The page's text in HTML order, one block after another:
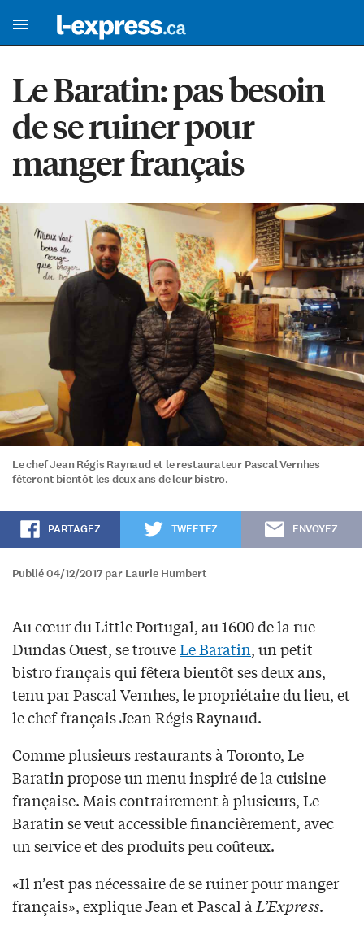
Le Baratin: pas besoin
de se ruiner pour
manger français
Le chef Jean Régis Raynaud et le restaurateur Pascal Vernhes
fêteront bientôt les deux ans de leur bistro.
PARTAGEZ TWEETEZ ENVOYEZ
Publié 04/12/2017 par Laurie Humbert
Au cœur du Little Portugal, au 1600 de la rue
Dundas Ouest, se trouveLe Baratin, un petit
bistro français qui fêtera bientôt ses deux ans,
tenu par Pascal Vernhes, le propriétaire du lieu, et
le chef français Jean Régis Raynaud.
Comme plusieurs restaurants à Toronto, Le
Baratin propose un menu inspiré de la cuisine
française. Mais contrairement à plusieurs, Le
Baratin se veut accessible financièrement, avec
un service et des produits peu coûteux.
«Il n’est pas nécessaire de se ruiner pour manger
français», explique Jean et Pascal à L’Express.